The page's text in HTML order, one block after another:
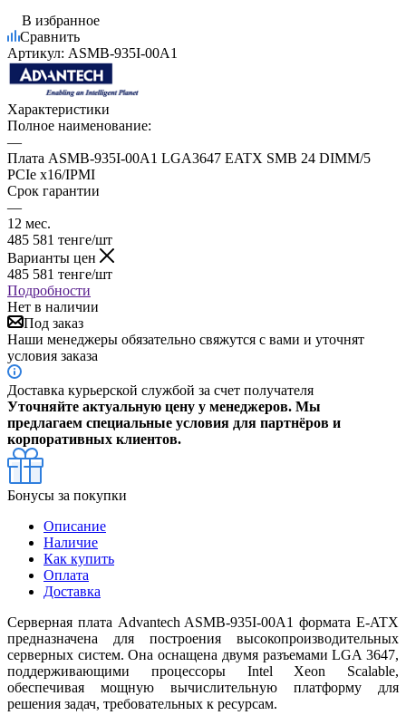
В избранное
Сравнить
Артикул: ASMB-935I-00A1
Характеристики
Полное наименование:
—
Плата ASMB-935I-00A1 LGA3647 EATX SMB 24 DIMM/5
PCIe x16/IPMI
Срок гарантии
—
12 мес.
485 581 тенге/шт
Варианты цен
485 581 тенге/шт
Подробности
Нет в наличии
Под заказ
Наши менеджеры обязательно свяжутся с вами и уточнят
условия заказа
Доставка курьерской службой за счет получателя
Уточняйте актуальную цену у менеджеров. Мы
предлагаем специальные условия для партнёров и
корпоративных клиентов.
Бонусы за покупки
Описание
Наличие
Как купить
Оплата
Доставка
Серверная плата Advantech ASMB-935I-00A1 формата E-ATX
предназначена для построения высокопроизводительных
серверных систем. Она оснащена двумя разъемами LGA 3647,
поддерживающими процессоры Intel Xeon Scalable,
обеспечивая мощную вычислительную платформу для
решения задач, требовательных к ресурсам.